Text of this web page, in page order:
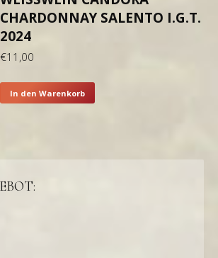
HARDONNAY SALENTO I.G.T. 2
024
€11,00
In den Warenkorb